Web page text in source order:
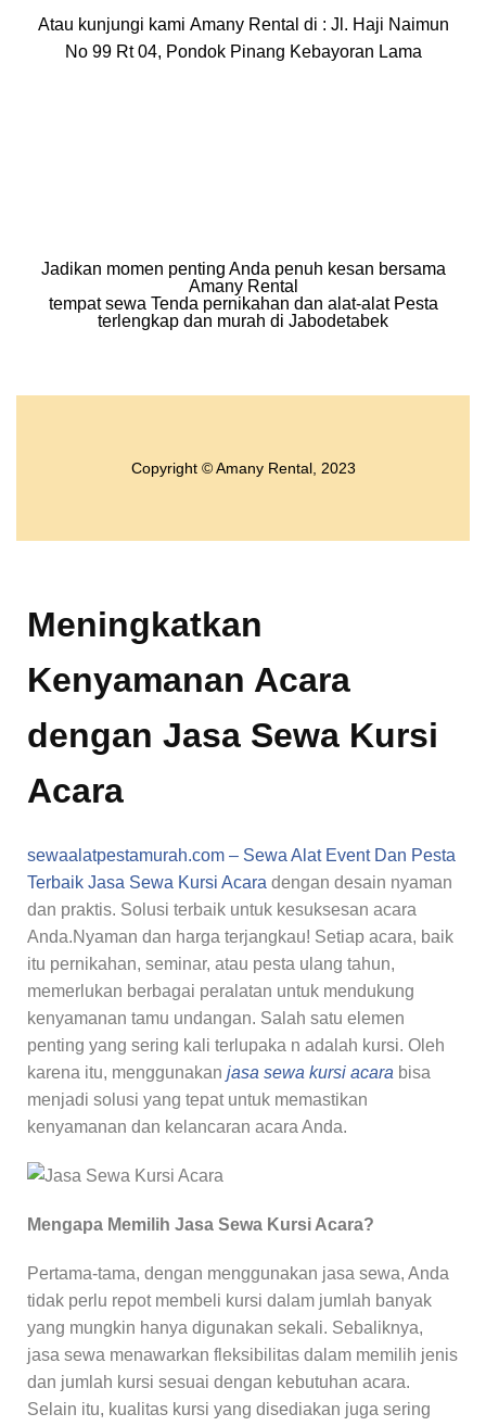
Atau kunjungi kami Amany Rental di : Jl. Haji Naimun
No 99 Rt 04, Pondok Pinang Kebayoran Lama
Jadikan momen penting Anda penuh kesan bersama
Amany Rental
tempat sewa Tenda pernikahan dan alat-alat Pesta
terlengkap dan murah di Jabodetabek
Copyright © Amany Rental, 2023
Meningkatkan
Kenyamanan Acara
dengan Jasa Sewa Kursi
Acara
sewaalatpestamurah.com – Sewa Alat Event Dan Pesta
Terbaik Jasa Sewa Kursi Acara dengan desain nyaman
dan praktis. Solusi terbaik untuk kesuksesan acara
Anda.Nyaman dan harga terjangkau! Setiap acara, baik
itu pernikahan, seminar, atau pesta ulang tahun,
memerlukan berbagai peralatan untuk mendukung
kenyamanan tamu undangan. Salah satu elemen
penting yang sering kali terlupaka n adalah kursi. Oleh
karena itu, menggunakan jasa sewa kursi acara bisa
menjadi solusi yang tepat untuk memastikan
kenyamanan dan kelancaran acara Anda.
Mengapa Memilih Jasa Sewa Kursi Acara?
Pertama-tama, dengan menggunakan jasa sewa, Anda
tidak perlu repot membeli kursi dalam jumlah banyak
yang mungkin hanya digunakan sekali. Sebaliknya,
jasa sewa menawarkan fleksibilitas dalam memilih jenis
dan jumlah kursi sesuai dengan kebutuhan acara.
Selain itu, kualitas kursi yang disediakan juga sering